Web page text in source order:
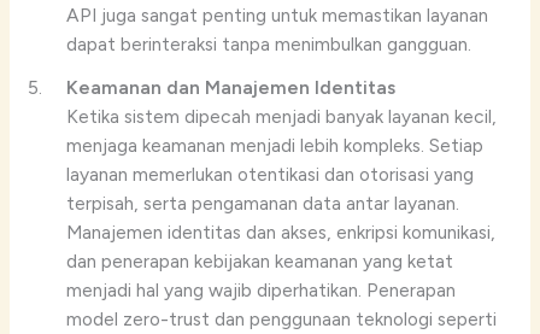
API juga sangat penting untuk memastikan layanan
dapat berinteraksi tanpa menimbulkan gangguan.
Keamanan dan Manajemen Identitas
Ketika sistem dipecah menjadi banyak layanan kecil,
menjaga keamanan menjadi lebih kompleks. Setiap
layanan memerlukan otentikasi dan otorisasi yang
terpisah, serta pengamanan data antar layanan.
Manajemen identitas dan akses, enkripsi komunikasi,
dan penerapan kebijakan keamanan yang ketat
menjadi hal yang wajib diperhatikan. Penerapan
model zero-trust dan penggunaan teknologi seperti